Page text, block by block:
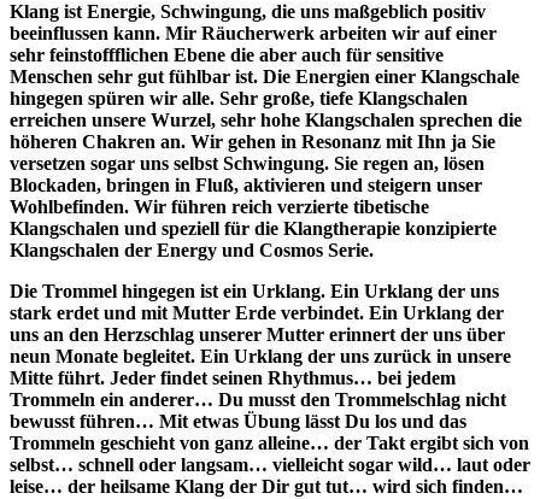
Klang ist Energie, Schwingung, die uns maßgeblich positiv
beeinflussen kann. Mir Räucherwerk arbeiten wir auf einer
sehr feinstoffflichen Ebene die aber auch für sensitive
Menschen sehr gut fühlbar ist. Die Energien einer Klangschale
hingegen spüren wir alle. Sehr große, tiefe Klangschalen
erreichen unsere Wurzel, sehr hohe Klangschalen sprechen die
höheren Chakren an. Wir gehen in Resonanz mit Ihn ja Sie
versetzen sogar uns selbst Schwingung. Sie regen an, lösen
Blockaden, bringen in Fluß, aktivieren und steigern unser
Wohlbefinden. Wir führen reich verzierte tibetische
Klangschalen und speziell für die Klangtherapie konzipierte
Klangschalen der Energy und Cosmos Serie.
Die Trommel hingegen ist ein Urklang. Ein Urklang der uns
stark erdet und mit Mutter Erde verbindet. Ein Urklang der
uns an den Herzschlag unserer Mutter erinnert der uns über
neun Monate begleitet. Ein Urklang der uns zurück in unsere
Mitte führt. Jeder findet seinen Rhythmus… bei jedem
Trommeln ein anderer… Du musst den Trommelschlag nicht
bewusst führen… Mit etwas Übung lässt Du los und das
Trommeln geschieht von ganz alleine… der Takt ergibt sich von
selbst… schnell oder langsam… vielleicht sogar wild… laut oder
leise… der heilsame Klang der Dir gut tut… wird sich finden…